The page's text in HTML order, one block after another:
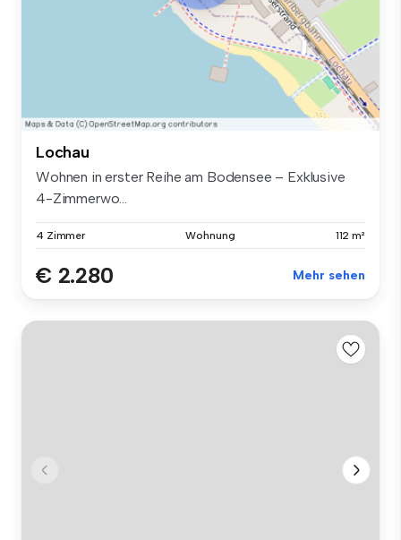
Lochau
Wohnen in erster Reihe am Bodensee – Exklusive
4-Zimmerwo...
4 Zimmer Wohnung 112 m²
€ 2.280 Mehr sehen